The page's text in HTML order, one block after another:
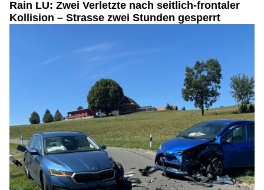
Rain LU: Zwei Verletzte nach seitlich-frontaler
Kollision – Strasse zwei Stunden gesperrt